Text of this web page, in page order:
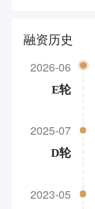
融资历史
2026-06
E轮
2025-07
D轮
2023-05